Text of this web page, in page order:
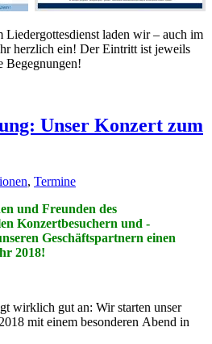
Liedergottesdienst laden wir – auch im
herzlich ein! Der Eintritt ist jeweils
Begegnungen!
Unser Konzert zum
, Termine
und Freunden des
Konzertbesuchern und -
Geschäftspartnern einen
2018!
wirklich gut an: Wir starten unser
mit einem besonderen Abend in